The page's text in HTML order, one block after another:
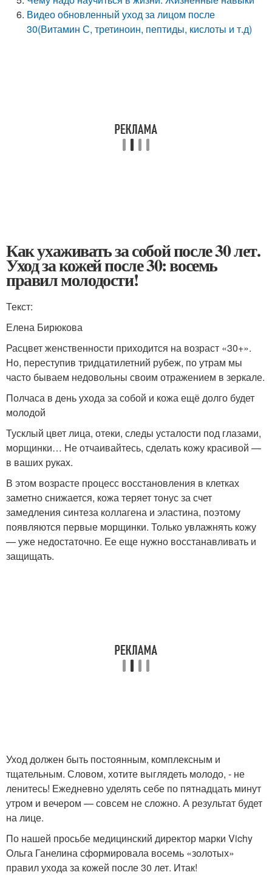
Видео обновленный уход за лицом после
30(Витамин С, третиноин, пептиды, кислоты и т.д)
Как ухаживать за собой после 30 лет.
Уход за кожей после 30: восемь
правил молодости!
Текст:
Елена Бирюкова
Расцвет женственности приходится на возраст «30+».
Но, переступив тридцатилетний рубеж, по утрам мы
часто бываем недовольны своим отражением в зеркале.
Полчаса в день ухода за собой и кожа ещё долго будет
молодой
Тусклый цвет лица, отеки, следы усталости под глазами,
морщинки… Не отчаивайтесь, сделать кожу красивой —
в ваших руках.
В этом возрасте процесс восстановления в клетках
заметно снижается, кожа теряет тонус за счет
замедления синтеза коллагена и эластина, поэтому
появляются первые морщинки. Только увлажнять кожу
— уже недостаточно. Ее еще нужно восстанавливать и
защищать.
Уход должен быть постоянным, комплексным и
тщательным. Словом, хотите выглядеть молодо, - не
ленитесь! Ежедневно уделять себе по пятнадцать минут
утром и вечером — совсем не сложно. А результат будет
на лице.
По нашей просьбе медицинский директор марки Vichy
Ольга Ганелина сформировала восемь «золотых»
правил ухода за кожей после 30 лет. Итак!